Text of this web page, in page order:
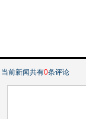
当前新闻共有0条评论